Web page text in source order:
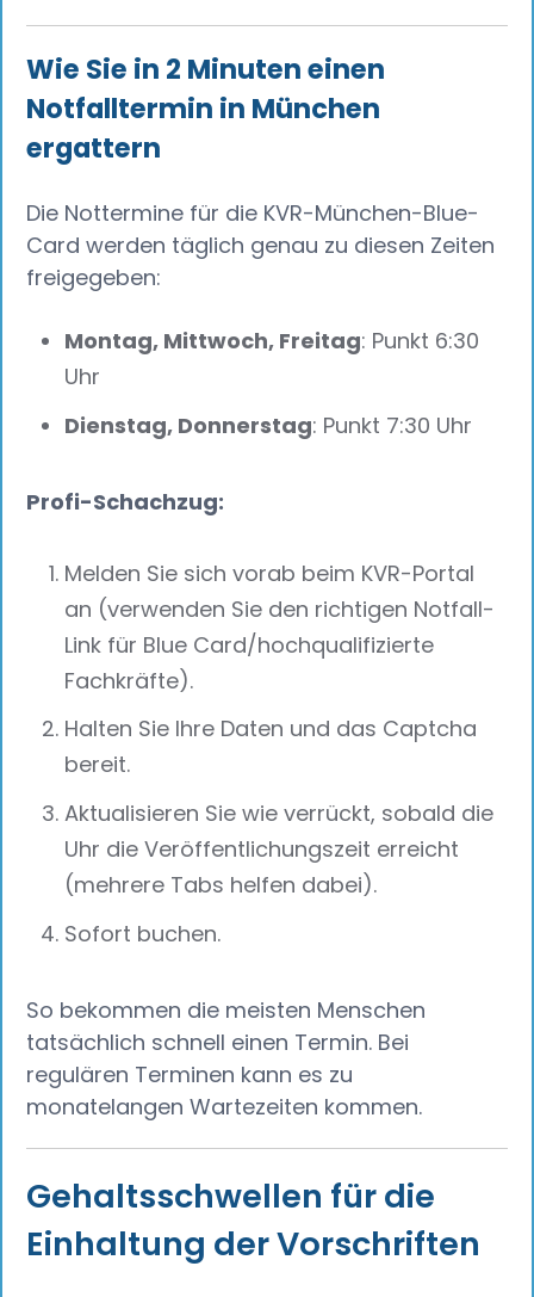
Wie Sie in 2 Minuten einen
Notfalltermin in München
ergattern
Die Nottermine für die KVR-München-Blue-
Card werden täglich genau zu diesen Zeiten
freigegeben:
Montag, Mittwoch, Freitag: Punkt 6:30
Uhr
Dienstag, Donnerstag: Punkt 7:30 Uhr
Profi-Schachzug:
Melden Sie sich vorab beim KVR-Portal
an (verwenden Sie den richtigen Notfall-
Link für Blue Card/hochqualifizierte
Fachkräfte).
Halten Sie Ihre Daten und das Captcha
bereit.
Aktualisieren Sie wie verrückt, sobald die
Uhr die Veröffentlichungszeit erreicht
(mehrere Tabs helfen dabei).
Sofort buchen.
So bekommen die meisten Menschen
tatsächlich schnell einen Termin. Bei
regulären Terminen kann es zu
monatelangen Wartezeiten kommen.
Gehaltsschwellen für die
Einhaltung der Vorschriften